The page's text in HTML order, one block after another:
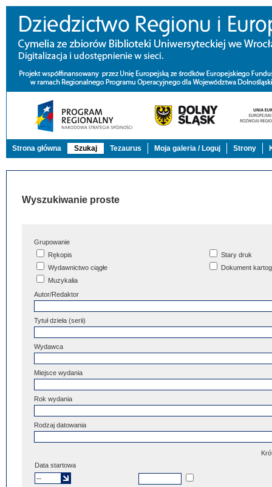
Strona główna Szukaj Tezaurus Moja galeria / Loguj Strony
Wyszukiwanie proste
Grupowanie
Rękopis
Stary druk
Wydawnictwo ciągłe
Dokument
Muzykalia
Autor/Redaktor
Tytuł dzieła (serii)
Wydawca
Miejsce wydania
Rok wydania
Rodzaj datowania
Data startowa